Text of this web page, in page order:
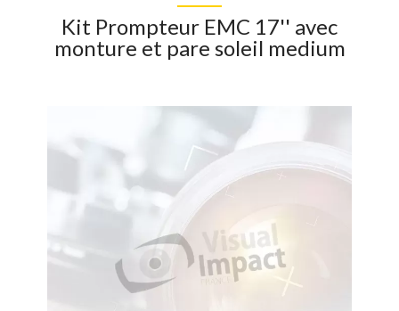
Kit Prompteur EMC 17'' avec
monture et pare soleil medium